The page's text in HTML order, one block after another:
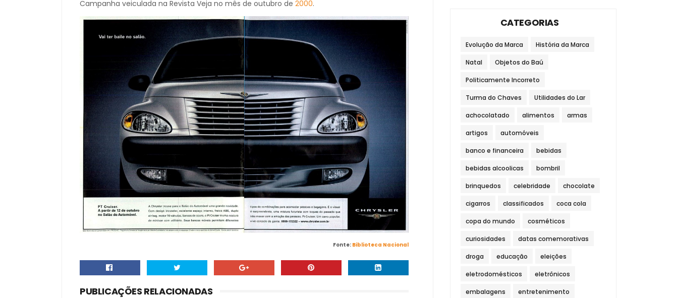
Campanha veiculada na Revista Veja no mês de outubro de 2000.
Fonte: Biblioteca Nacional
PUBLICAÇÕES RELACIONADAS
CATEGORIAS
Evolução da Marca História da Marca
Natal Objetos do Baú
Politicamente Incorreto
Turma do Chaves Utilidades do Lar
achocolatado alimentos armas
artigos automóveis
banco e financeira bebidas
bebidas alcoolicas bombril
brinquedos celebridade chocolate
cigarros classificados coca cola
copa do mundo cosméticos
curiosidades datas comemorativas
droga educação eleições
eletrodomésticos eletrônicos
embalagens entretenimento